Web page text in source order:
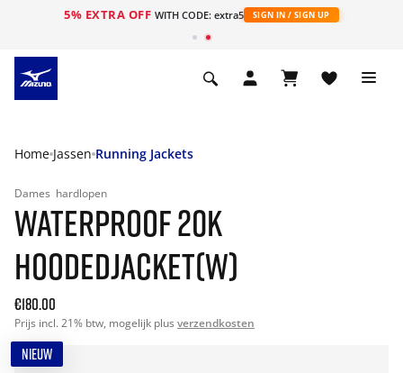
5% EXTRA OFF WITH CODE: extra5 SIGN IN / SIGN UP
Home Jassen Running Jackets
Dames hardlopen
WATERPROOF 20K
HOODEDJACKET(W)
€180.00
Prijs incl. 21% btw, mogelijk plus verzendkosten
NIEUW